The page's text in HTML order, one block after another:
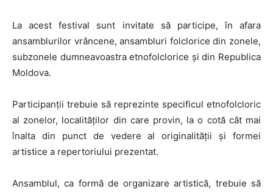
La acest festival sunt invitate să participe, în afara
ansamblurilor vrâncene, ansambluri folclorice din zonele,
subzonele dumneavoastra etnofolclorice și din Republica
Moldova.
Participanții trebuie să reprezinte specificul etnofolcloric
al zonelor, localităților din care provin, la o cotă cât mai
înalta din punct de vedere al originalității și formei
artistice a repertoriului prezentat.
Ansamblul, ca formă de organizare artistică, trebuie să